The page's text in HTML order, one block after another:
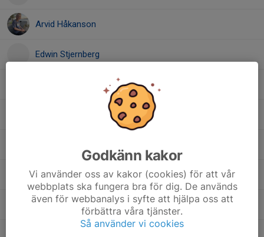
Arvid Håkanson
Edwin Stjernberg
Olof Sandberg
Sigge Norstedt
Godkänn kakor
Vi använder oss av kakor (cookies) för att vår
webbplats ska fungera bra för dig. De används
även för webbanalys i syfte att hjälpa oss att
förbättra våra tjänster.
Så använder vi cookies